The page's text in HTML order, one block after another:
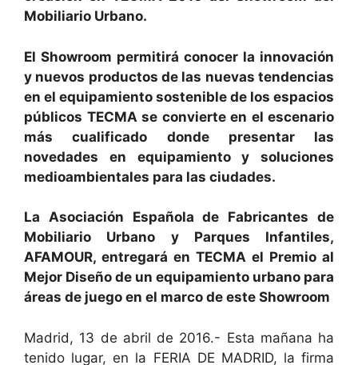
Mobiliario Urbano.
El Showroom permitirá conocer la innovación
y nuevos productos de las nuevas tendencias
en el equipamiento sostenible de los espacios
públicos TECMA se convierte en el escenario
más cualificado donde presentar las
novedades en equipamiento y soluciones
medioambientales para las ciudades.
La Asociación Española de Fabricantes de
Mobiliario Urbano y Parques Infantiles,
AFAMOUR, entregará en TECMA el Premio al
Mejor Diseño de un equipamiento urbano para
áreas de juego en el marco de este Showroom
Madrid, 13 de abril de 2016.- Esta mañana ha
tenido lugar, en la FERIA DE MADRID, la firma